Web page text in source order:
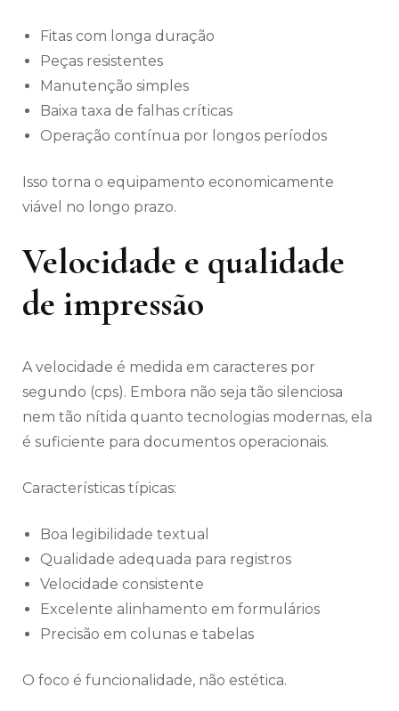
Fitas com longa duração
Peças resistentes
Manutenção simples
Baixa taxa de falhas críticas
Operação contínua por longos períodos
Isso torna o equipamento economicamente
viável no longo prazo.
Velocidade e qualidade
de impressão
A velocidade é medida em caracteres por
segundo (cps). Embora não seja tão silenciosa
nem tão nítida quanto tecnologias modernas, ela
é suficiente para documentos operacionais.
Características típicas:
Boa legibilidade textual
Qualidade adequada para registros
Velocidade consistente
Excelente alinhamento em formulários
Precisão em colunas e tabelas
O foco é funcionalidade, não estética.